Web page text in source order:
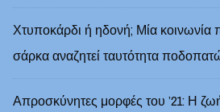
Χτυποκάρδι ή ηδονή; Μία κοινωνία
σάρκα αναζητεί ταυτότητα
Απροσκύνητες μορφές του ’21: Η